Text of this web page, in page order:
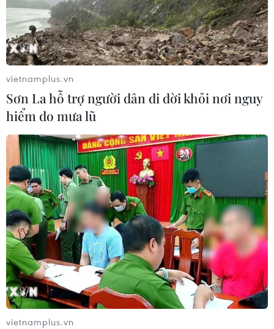
vietnamplus.vn
Sơn La hỗ trợ người dân di dời khỏi nơi nguy
hiểm do mưa lũ
vietnamplus.vn